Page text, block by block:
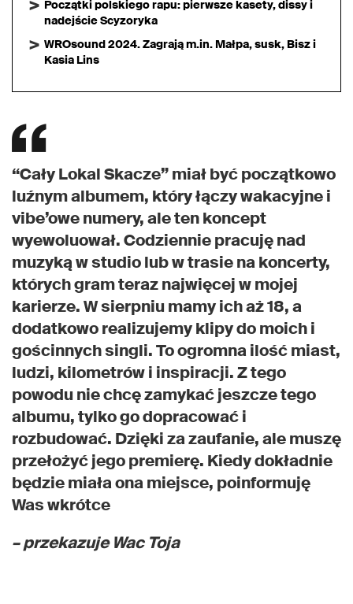
Początki polskiego rapu: pierwsze kasety, dissy i
nadejście Scyzoryka
WROsound 2024. Zagrają m.in. Małpa, susk, Bisz i
Kasia Lins
“Cały Lokal Skacze” miał być początkowo
luźnym albumem, który łączy wakacyjne i
vibe’owe numery, ale ten koncept
wyewoluował. Codziennie pracuję nad
muzyką w studio lub w trasie na koncerty,
których gram teraz najwięcej w mojej
karierze. W sierpniu mamy ich aż 18, a
dodatkowo realizujemy klipy do moich i
gościnnych singli. To ogromna ilość miast,
ludzi, kilometrów i inspiracji. Z tego
powodu nie chcę zamykać jeszcze tego
albumu, tylko go dopracować i
rozbudować. Dzięki za zaufanie, ale muszę
przełożyć jego premierę. Kiedy dokładnie
będzie miała ona miejsce, poinformuję
Was wkrótce
– przekazuje Wac Toja